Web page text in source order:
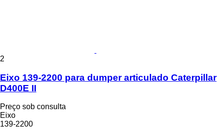
2
Eixo 139-2200 para dumper articulado Caterpillar
D400E II
Preço sob consulta
Eixo
139-2200